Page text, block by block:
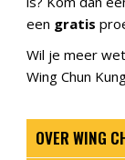
een gratis
Wil je meer
Wing Chun
OVER WING